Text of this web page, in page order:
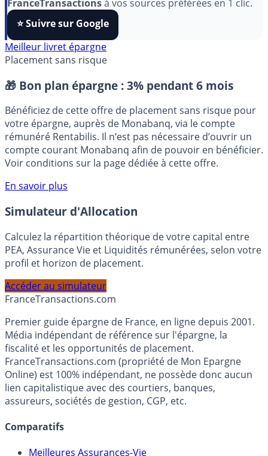
FranceTransactions
à vos sources préférées en 1 clic.
Meilleur livret épargne
🎁 Bon plan épargne : 3% pendant 6 mois
Bénéficiez de cette offre de placement sans risque pour
votre épargne, auprès de Monabanq, via le compte
rémunéré Rentabilis. Il n’est pas nécessaire d’ouvrir un
compte courant Monabanq afin de pouvoir en bénéficier.
Calculez la répartition théorique de votre capital entre
PEA, Assurance Vie et Liquidités rémunérées, selon votre
Accéder au simulateur
Premier guide épargne de France, en ligne depuis 2001.
Média indépendant de référence sur l'épargne, la
fiscalité et les opportunités de placement.
FranceTransactions.com (propriété de Mon Epargne
Online) est 100% indépendant, ne possède donc aucun
lien capitalistique avec des courtiers, banques,